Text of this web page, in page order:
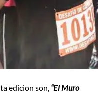
edicion son, “El Muro